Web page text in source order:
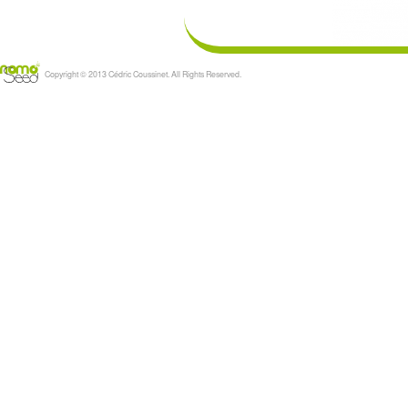
Copyright © 2013 Cédric Coussinet. All Rights Reserved.